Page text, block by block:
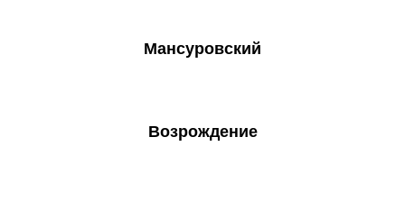
Мансуровский
Возрождение